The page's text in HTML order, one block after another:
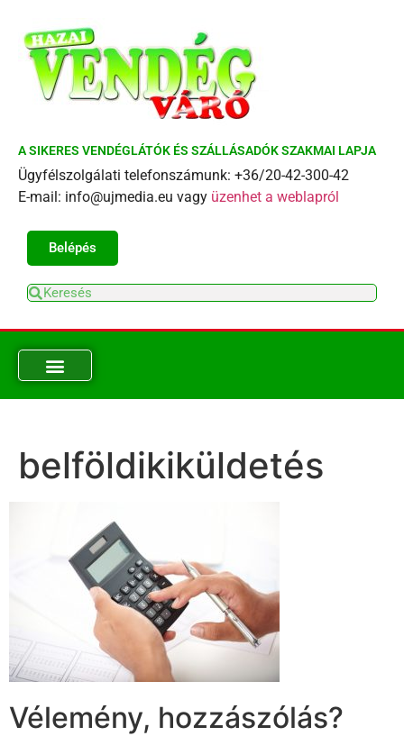
A SIKERES VENDÉGLÁTÓK ÉS SZÁLLÁSADÓK SZAKMAI LAPJA
Ügyfélszolgálati telefonszámunk: +36/20-42-300-42
E-mail: info@ujmedia.eu vagy üzenhet a weblapról
Belépés
belföldikiküldetés
Vélemény, hozzászólás?